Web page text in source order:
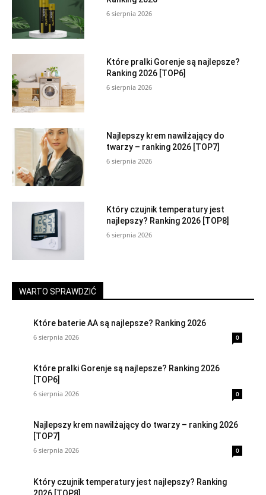
6 sierpnia 2026
Które pralki Gorenje są najlepsze?
Ranking 2026 [TOP6]
6 sierpnia 2026
Najlepszy krem nawilżający do
twarzy – ranking 2026 [TOP7]
6 sierpnia 2026
Który czujnik temperatury jest
najlepszy? Ranking 2026 [TOP8]
6 sierpnia 2026
WARTO SPRAWDZIĆ
Które baterie AA są najlepsze? Ranking 2026
6 sierpnia 2026 0
Które pralki Gorenje są najlepsze? Ranking 2026
[TOP6]
6 sierpnia 2026 0
Najlepszy krem nawilżający do twarzy – ranking 2026
[TOP7]
6 sierpnia 2026 0
Który czujnik temperatury jest najlepszy? Ranking
2026 [TOP8]